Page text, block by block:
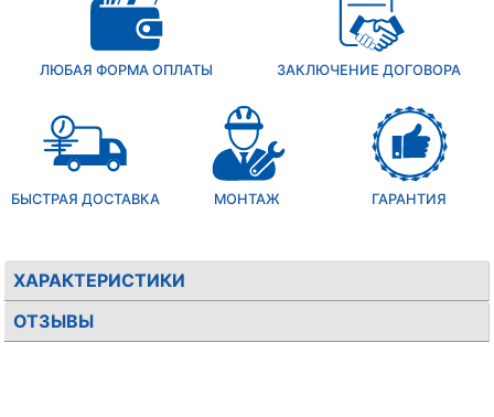
ЛЮБАЯ ФОРМА ОПЛАТЫ ЗАКЛЮЧЕНИЕ ДОГОВОРА
БЫСТРАЯ ДОСТАВКА МОНТАЖ ГАРАНТИЯ
ХАРАКТЕРИСТИКИ
ОТЗЫВЫ